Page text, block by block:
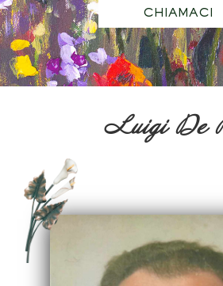
CHIAMACI
Luigi De